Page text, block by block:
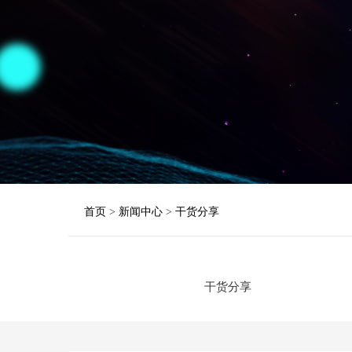
首页 > 新闻中心 > 干货分享
干货分享